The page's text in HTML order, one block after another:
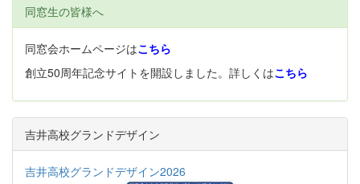
同窓生の皆様へ
同窓会ホームページはこちら
創立50周年記念サイトを開設しました。詳しくはこちら
吉井高校グランドデザイン
吉井高校グランドデザイン2026